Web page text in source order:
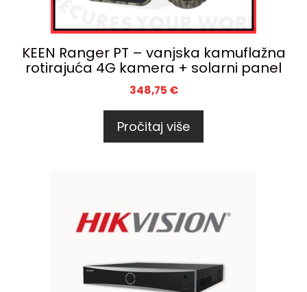
KEEN Ranger PT – vanjska kamuflažna
rotirajuća 4G kamera + solarni panel
348,75 €
Pročitaj više